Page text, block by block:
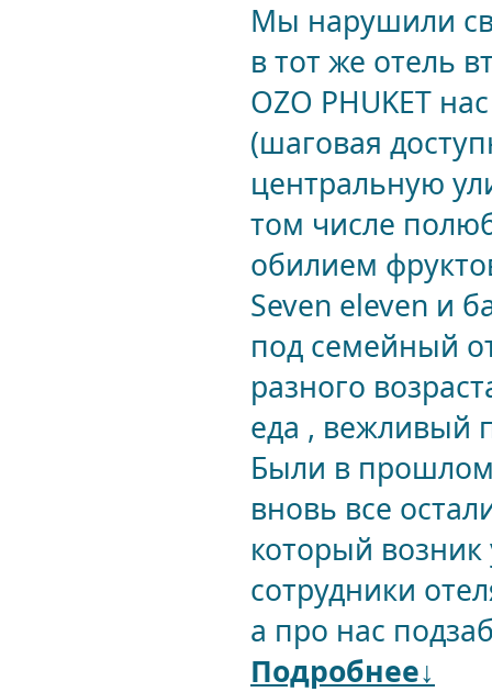
Мы нарушили
в тот же отель
OZO PHUKET
(шаговая
центральную
том числе
обилием
Seven eleven и
под семейный
разного
еда , вежливый
Были в прошлом
вновь все
который
сотрудники
а про нас
Подробнее↓